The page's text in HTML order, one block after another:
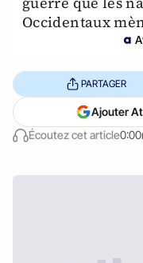
Occidentaux
Écoutez cet article
PARTAGER
Ajouter